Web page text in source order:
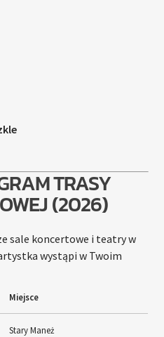
TRASY
(2026)
sale koncertowe i teatry w
wystąpi w Twoim
Miejsce
Stary Maneż